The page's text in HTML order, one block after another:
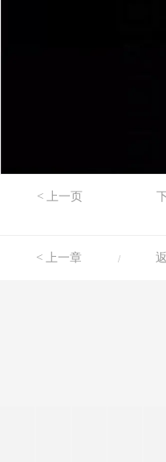
< 上一页
< 上一章 /